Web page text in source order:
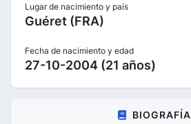
Lugar de nacimiento y país
Guéret (FRA)
Fecha de nacimiento y edad
27-10-2004 (21 años)
BIOGRAFÍA